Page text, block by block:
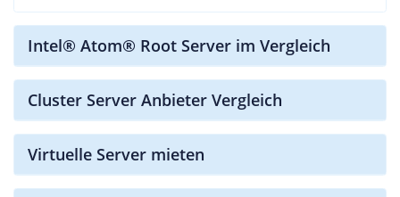
Intel® Atom® Root Server im Vergleich
Cluster Server Anbieter Vergleich
Virtuelle Server mieten